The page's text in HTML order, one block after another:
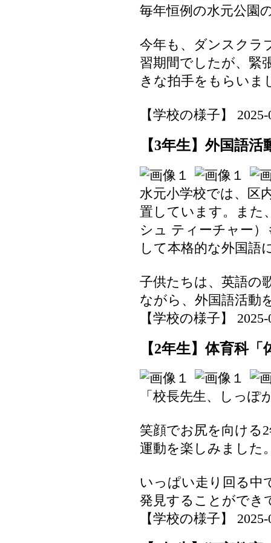
毎年恒例の水元公園
今年も、ダンスクラ
習期間でしたが、緊
きな拍手をもらいま
【学校の様子】
【3年生】外国語活
水元小学校では、区
置しています。また
シュ ティーチャー
して本格的な外国語
子供たちは、英語の
ながら、外国語活動
【学校の様子】
【2年生】体育科
「校長先生、しっ
笑顔でお尻を向ける
運動を楽しみました
いっぱい走り回る中
発見することができ
【学校の様子】